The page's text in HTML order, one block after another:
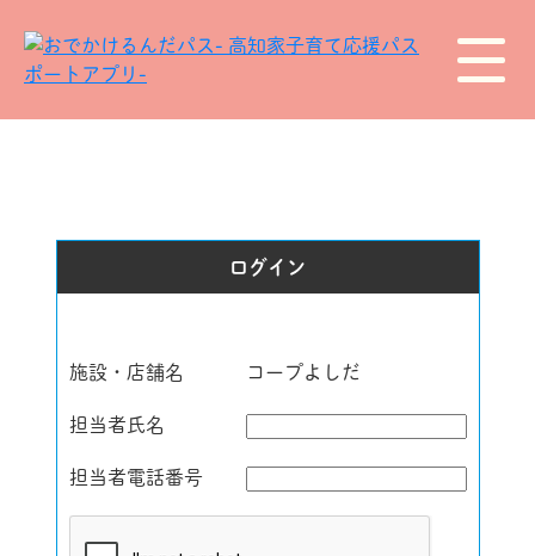
ログイン
施設・店舗名 コープよしだ
担当者氏名
担当者電話番号